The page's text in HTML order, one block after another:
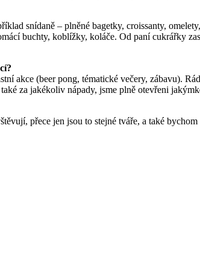
snídaně – plněné bagetky, croissanty,
buchty, koblížky, koláče. Od paní cukrářky
akce (beer pong, tématické večery, zábavu).
za jakékoliv nápady, jsme plně otevřeni
přece jen jsou to stejné tváře, a také